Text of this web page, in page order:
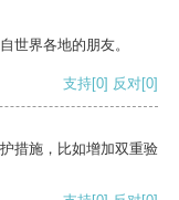
世界各地的朋友。
支持[0] 反对[0]
措施，比如增加双重验